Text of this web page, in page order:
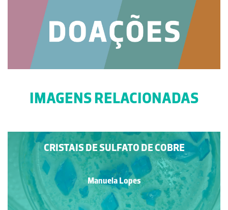
IMAGENS RELACIONADAS
CRISTAIS DE SULFATO DE COBRE
Manuela Lopes